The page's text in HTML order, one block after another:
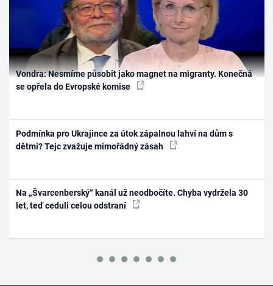
Vondra: Nesmíme působit jako magnet na migranty. Konečná
se opřela do Evropské komise
Podmínka pro Ukrajince za útok zápalnou lahví na dům s
dětmi? Tejc zvažuje mimořádný zásah
Na „Švarcenberský“ kanál už neodbočíte. Chyba vydržela 30
let, teď ceduli celou odstraní